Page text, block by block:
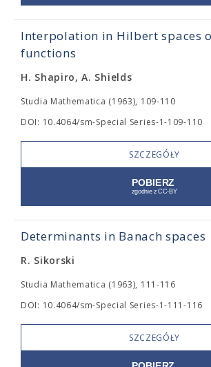
Interpolation in Hilbert spaces
functions
H. Shapiro, A. Shields
Studia Mathematica (1963), 109-110
DOI: 10.4064/sm-Special Series-1-109-110
SZCZEGÓŁY
Determinants in Banach spaces
R. Sikorski
Studia Mathematica (1963), 111-116
DOI: 10.4064/sm-Special Series-1-111-116
SZCZEGÓŁY